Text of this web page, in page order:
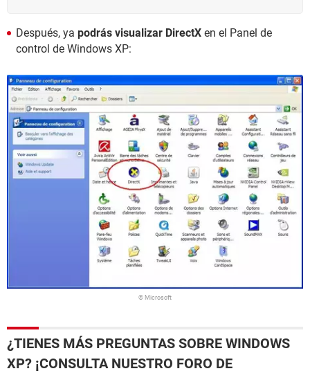
Después, ya podrás visualizar DirectX en el Panel de
control de Windows XP:
© Microsoft
¿TIENES MÁS PREGUNTAS SOBRE WINDOWS
XP? ¡CONSULTA NUESTRO FORO DE